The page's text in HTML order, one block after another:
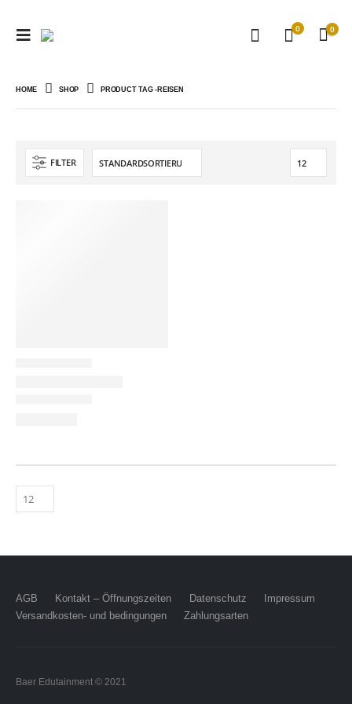
0 0
HOME SHOP PRODUCT TAG - REISEN
FILTER
AGB Kontakt – Öffnungszeiten Datenschutz
Impressum
Versandkosten- und bedingungen
Zahlungsarten
Baer Edutainment © 2021